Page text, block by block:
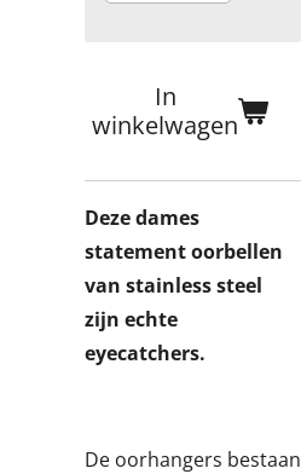
In
winkelwagen
Deze dames
statement oorbellen
van stainless steel
zijn echte
eyecatchers.
De oorhangers bestaan